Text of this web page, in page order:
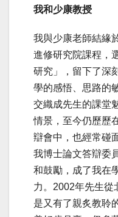
我和少康教授
我與少康老師結緣
進修研究院課程，
研究」，留下了深
學的感悟、思路的
交織成先生的課堂
情景，至今仍歷歷
辯會中，也經常碰
我博士論文答辯委
和鼓勵，成了我在
力。2002年先生從
是又有了親炙教聆